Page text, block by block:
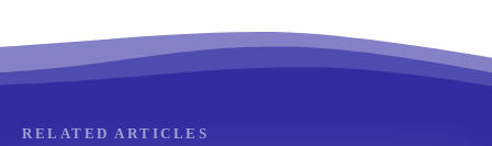
RELATED ARTICLES